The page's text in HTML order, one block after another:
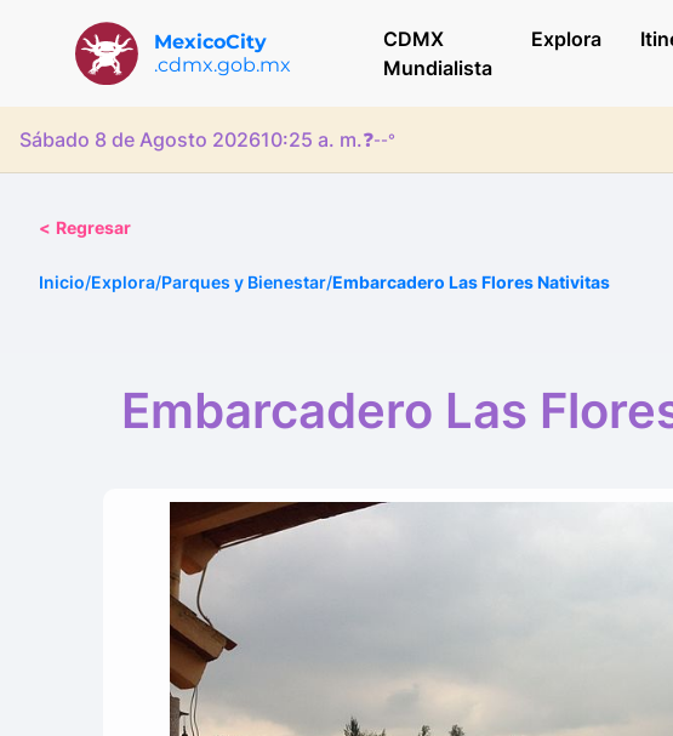
MexicoCity
.cdmx.gob.mx
CDMX
Mundialista
Explora
Sábado 8 de Agosto 202610:25 a. m.❓--°
< Regresar
Inicio/Explora/Parques y Bienestar/Embarcadero Las Flores Nativitas
Embarcadero Las